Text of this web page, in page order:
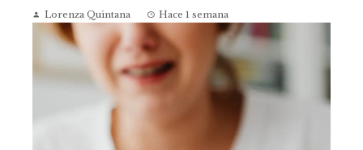
Lorenza Quintana Hace 1 semana